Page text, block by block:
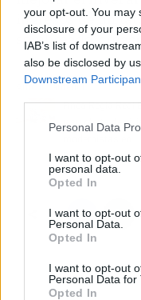
your opt-out. You may
disclosure of your
IAB’s list of
also be disclosed by
Downstream
Personal Data
I want to opt-out
personal data.
Opted In
I want to opt-out
Personal Data.
Opted In
I want to opt-out
Personal Data for
Opted In
ingresos de un
sombreado,
Artículo anterior
Finca Regia Real
y su oferta de
Barcelona